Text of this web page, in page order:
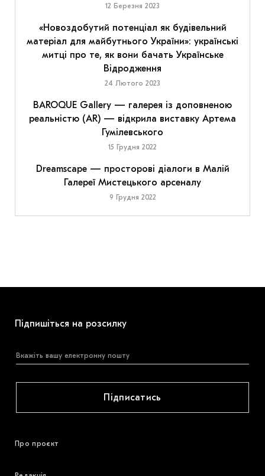
12 Березня 2023
«Новоздобутий потенціал як будівельний
матеріал для майбутнього України»: українські
митці про те, як вони бачать Українське
Відродження
24 Лютого 2023
BAROQUE Gallery — галерея із доповненою
реальністю (AR) — відкрила виставку Артема
Гумілевського
15 Грудня 2022
Dreamscape — просторові діалоги в Малій
Галереї Мистецького арсеналу
9 Грудня 2022
Підпишіться на розсилку
Підписатись
Про проєкт